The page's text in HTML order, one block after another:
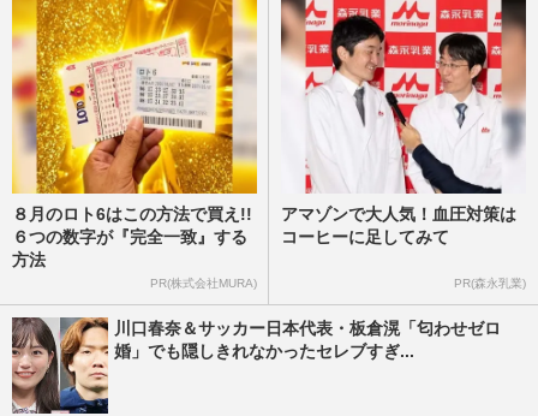
８月のロト6はこの方法で買え!!
６つの数字が『完全一致』する
方法
PR(株式会社MURA)
アマゾンで大人気！血圧対策は
コーヒーに足してみて
PR(森永乳業)
川口春奈＆サッカー日本代表・板倉滉「匂わせゼロ
婚」でも隠しきれなかったセレブすぎ...